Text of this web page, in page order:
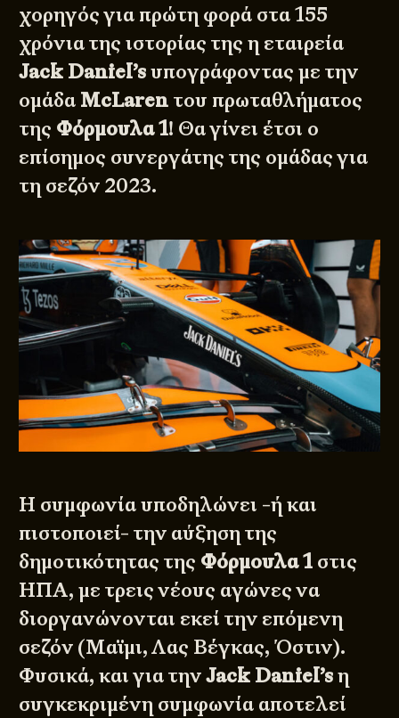
χορηγός για πρώτη φορά στα 155
χρόνια της ιστορίας της η εταιρεία
Jack Daniel’sυπογράφοντας με την
ομάδα McLaren του πρωταθλήματος
της Φόρμουλα 1! Θα γίνει έτσι ο
επίσημος συνεργάτης της ομάδας για
τη σεζόν 2023.
Η συμφωνία υποδηλώνει -ή και
πιστοποιεί- την αύξηση της
δημοτικότητας της Φόρμουλα 1 στις
ΗΠΑ, με τρεις νέους αγώνες να
διοργανώνονται εκεί την επόμενη
σεζόν (Μαϊμι, Λας Βέγκας, Όστιν).
Φυσικά, και για τηνJack Daniel’sη
συγκεκριμένη συμφωνία αποτελεί